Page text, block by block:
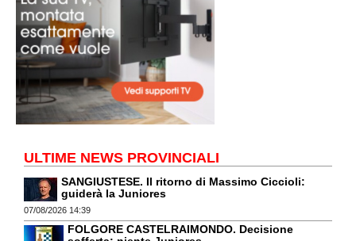
ULTIME NEWS PROVINCIALI
SANGIUSTESE. Il ritorno di Massimo Ciccioli:
guiderà la Juniores
07/08/2026 14:39
FOLGORE CASTELRAIMONDO. Decisione